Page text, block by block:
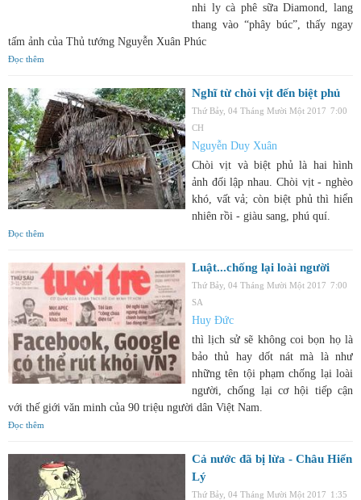
nhi ly cà phê sữa Diamond, lang
thang vào “phây búc”, thấy ngay
tấm ảnh của Thủ tướng Nguyễn Xuân Phúc
Đọc thêm
Nghĩ từ chòi vịt đến biệt phủ
Thứ Bảy, 04 Tháng Mười Một 2017 7:00
CH
Nguyễn Duy Xuân
Chòi vịt và biệt phủ là hai hình
ảnh đối lập nhau. Chòi vịt - nghèo
khó, vất vả; còn biệt phủ thì hiển
nhiên rồi - giàu sang, phú quí.
Đọc thêm
Luật...chống lại loài người
Thứ Bảy, 04 Tháng Mười Một 2017 7:00
SA
Huy Đức
thì lịch sử sẽ không coi bọn họ là
bảo thủ hay dốt nát mà là như
những tên tội phạm chống lại loài
người, chống lại cơ hội tiếp cận
với thế giới văn minh của 90 triệu người dân Việt Nam.
Đọc thêm
Cả nước đã bị lừa - Châu Hiển
Lý
Thứ Bảy, 04 Tháng Mười Một 2017 1:35